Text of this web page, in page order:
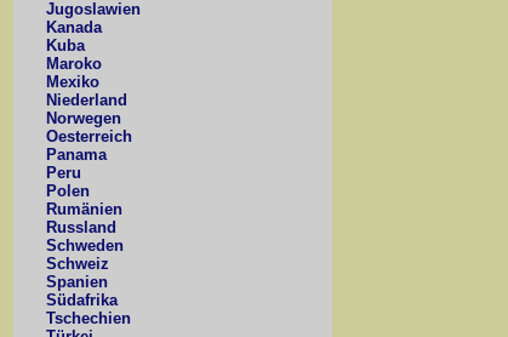
Jugoslawien
Kanada
Kuba
Maroko
Mexiko
Niederland
Norwegen
Oesterreich
Panama
Peru
Polen
Rumänien
Russland
Schweden
Schweiz
Spanien
Südafrika
Tschechien